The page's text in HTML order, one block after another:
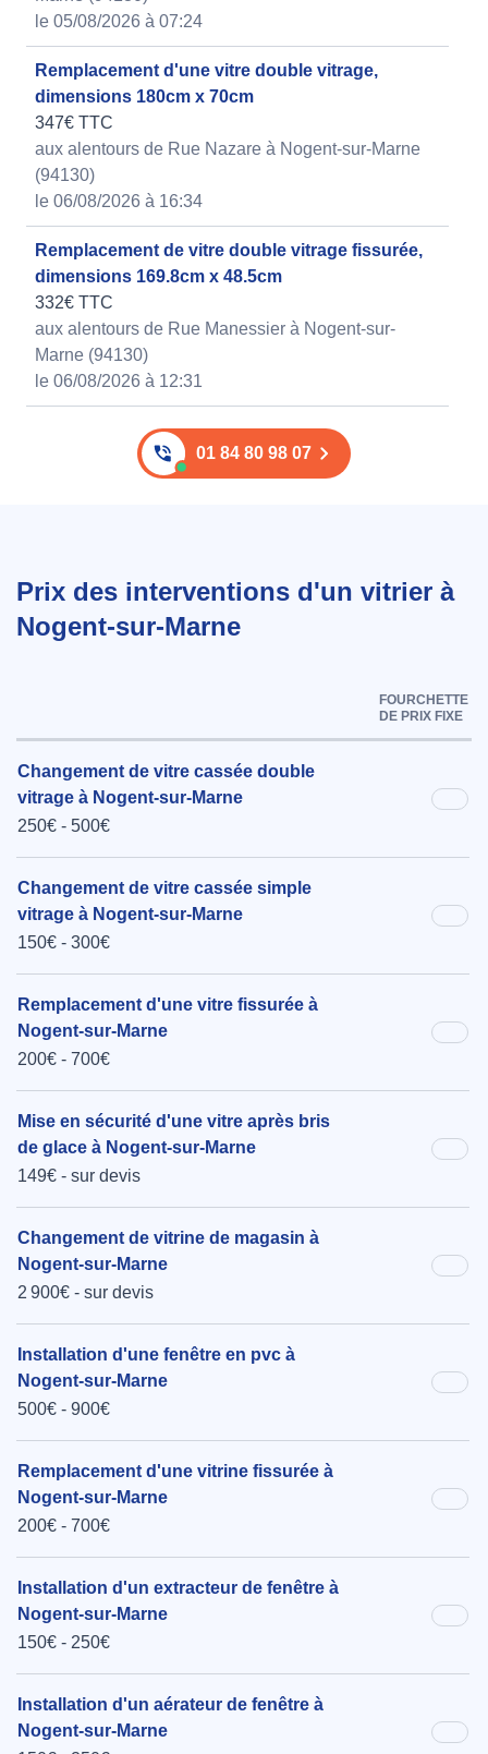
le 05/08/2026 à 07:24
Remplacement d'une vitre double vitrage,
dimensions 180cm x 70cm
347€ TTC
aux alentours de Rue Nazare à Nogent-sur-Marne
(94130)
le 06/08/2026 à 16:34
Remplacement de vitre double vitrage fissurée,
dimensions 169.8cm x 48.5cm
332€ TTC
aux alentours de Rue Manessier à Nogent-sur-
Marne (94130)
le 06/08/2026 à 12:31
01 84 80 98 07
Prix des interventions d'un vitrier à
Nogent-sur-Marne
FOURCHETTE
DE PRIX FIXE
Changement de vitre cassée double
vitrage à Nogent-sur-Marne
250€ - 500€
Changement de vitre cassée simple
vitrage à Nogent-sur-Marne
150€ - 300€
Remplacement d'une vitre fissurée à
Nogent-sur-Marne
200€ - 700€
Mise en sécurité d'une vitre après bris
de glace à Nogent-sur-Marne
149€ - sur devis
Changement de vitrine de magasin à
Nogent-sur-Marne
2 900€ - sur devis
Installation d'une fenêtre en pvc à
Nogent-sur-Marne
500€ - 900€
Remplacement d'une vitrine fissurée à
Nogent-sur-Marne
200€ - 700€
Installation d'un extracteur de fenêtre à
Nogent-sur-Marne
150€ - 250€
Installation d'un aérateur de fenêtre à
Nogent-sur-Marne